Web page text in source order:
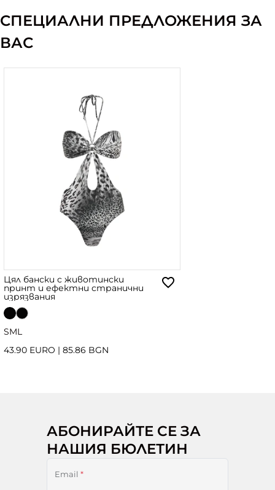
СПЕЦИАЛНИ ПРЕДЛОЖЕНИЯ ЗА
ВАС
Цял бански с животински
принт и ефектни странични
изрязвания
SML
43.90 EURO | 85.86 BGN
АБОНИРАЙТЕ СЕ ЗА
НАШИЯ БЮЛЕТИН
Email *